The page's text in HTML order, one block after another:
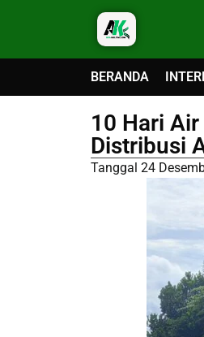
BERANDA
10 Hari
Distribusi
Tanggal 24